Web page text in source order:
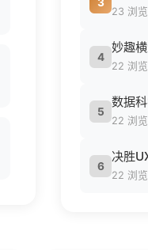
23 浏览
4
22 浏览
5
22 浏览
6
22 浏览